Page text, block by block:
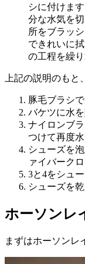
シに付けま
分な水気を
所をブラッ
できれいに
の工程を繰
上記の説明のもと
豚毛ブラシ
バケツに水
ナイロンブ
つけて再度
シューズを
ァイバーク
3と4をシュ
シューズを
ホーソンレ
まずはホーソンレ